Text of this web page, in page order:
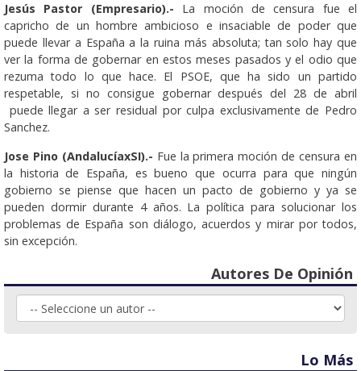
Jesús Pastor (Empresario).- La moción de censura fue el
capricho de un hombre ambicioso e insaciable de poder que
puede llevar a España a la ruina más absoluta; tan solo hay que
ver la forma de gobernar en estos meses pasados y el odio que
rezuma todo lo que hace. El PSOE, que ha sido un partido
respetable, si no consigue gobernar después del 28 de abril
puede llegar a ser residual por culpa exclusivamente de Pedro
Sanchez.
Jose Pino (AndalucíaxSI).- Fue la primera moción de censura en
la historia de España, es bueno que ocurra para que ningún
gobierno se piense que hacen un pacto de gobierno y ya se
pueden dormir durante 4 años. La política para solucionar los
problemas de España son diálogo, acuerdos y mirar por todos,
sin excepción.
Autores De Opinión
Lo Más